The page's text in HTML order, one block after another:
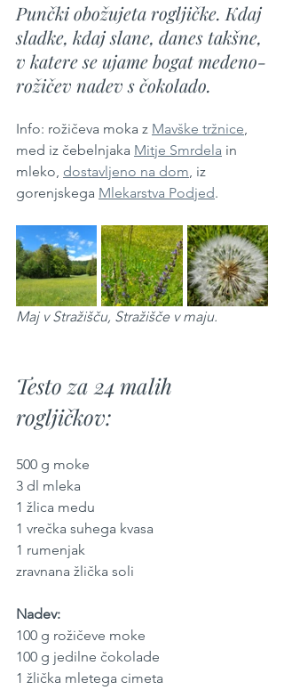
Punčki obožujeta rogljičke. Kdaj
sladke, kdaj slane, danes takšne,
v katere se ujame bogat medeno-
rožičev nadev s čokolado.
Info: rožičeva moka z Mavške tržnice,
med iz čebelnjaka Mitje Smrdela in
mleko, dostavljeno na dom, iz
gorenjskega Mlekarstva Podjed.
Maj v Stražišču, Stražišče v maju.
Testo za 24 malih
rogljičkov:
500 g moke
3 dl mleka
1 žlica medu
1 vrečka suhega kvasa
1 rumenjak
zravnana žlička soli
Nadev:
100 g rožičeve moke
100 g jedilne čokolade
1 žlička mletega cimeta